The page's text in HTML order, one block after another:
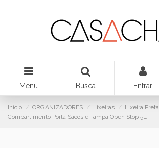
Menu Busca Entrar
Início ORGANIZADORES Lixeiras
Lixeira Preta
Compartimento Porta Sacos e Tampa Open Stop 5L